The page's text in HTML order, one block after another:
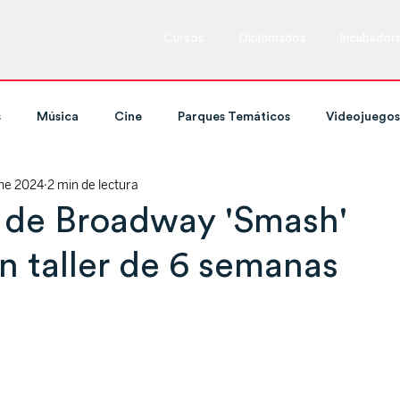
Música Cine Parques Temáticos Videojuegos
y Televisión Cursos Espectáculos en
Tecnología Expos y ferias Danza Cultura
Broadway 'Smash'
taller de 6 semanas
2024 2 min de lectura